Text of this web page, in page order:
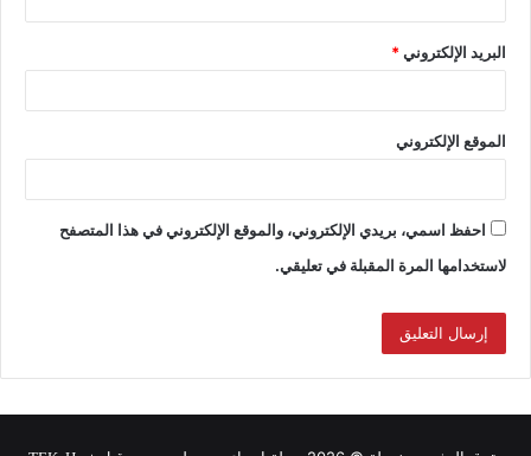
البريد الإلكتروني*
الموقع الإلكتروني
احفظ اسمي، بريدي الإلكتروني، والموقع الإلكتروني في هذا المتصفح
لاستخدامها المرة المقبلة في تعليقي.